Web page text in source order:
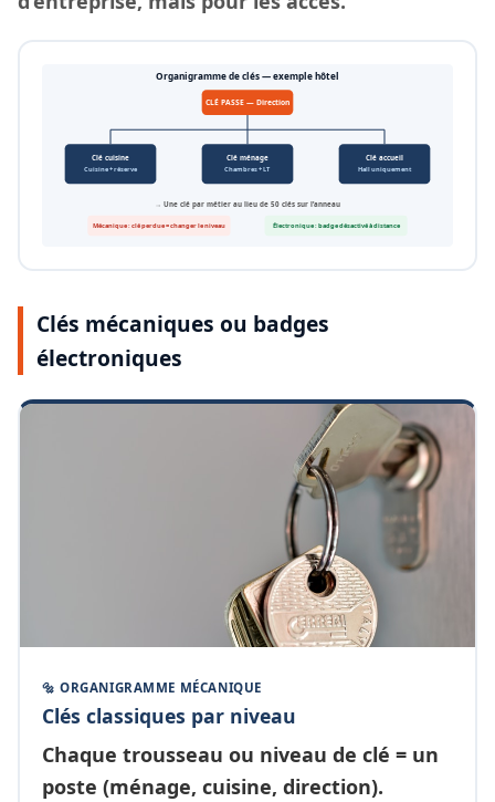
Organigramme de clés — exemple hôtel
CLÉ PASSE — Direction
Clé cuisine
Cuisine + réserve
Clé ménage
Chambres + LT
Clé accueil
Hall uniquement
→ Une clé par métier au lieu de 50 clés sur l’anneau
Mécanique : clé perdue = changer le niveau Électronique : badge désactivé à distance
Clés mécaniques ou badges
électroniques
🔩 ORGANIGRAMME MÉCANIQUE
Clés classiques par niveau
Chaque trousseau ou niveau de clé = un
poste (ménage, cuisine, direction).